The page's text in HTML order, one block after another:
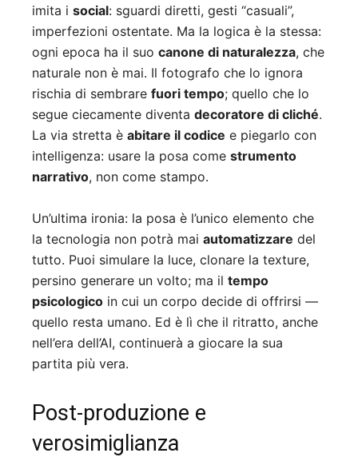
imita i social: sguardi diretti, gesti “casuali”,
imperfezioni ostentate. Ma la logica è la stessa:
ogni epoca ha il suo canone di naturalezza, che
naturale non è mai. Il fotografo che lo ignora
rischia di sembrare fuori tempo; quello che lo
segue ciecamente diventa decoratore di cliché.
La via stretta è abitare il codice e piegarlo con
intelligenza: usare la posa come strumento
narrativo, non come stampo.
Un’ultima ironia: la posa è l’unico elemento che
la tecnologia non potrà mai automatizzare del
tutto. Puoi simulare la luce, clonare la texture,
persino generare un volto; ma il tempo
psicologico in cui un corpo decide di offrirsi —
quello resta umano. Ed è lì che il ritratto, anche
nell’era dell’AI, continuerà a giocare la sua
partita più vera.
Post-produzione e
verosimiglianza